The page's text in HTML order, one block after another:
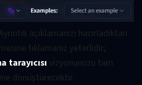
açıklamanızı hazırladıktan
tıklamanız yeterlidir;
tarayıcısı vizyonunuzu tam
dönüştürecektir.